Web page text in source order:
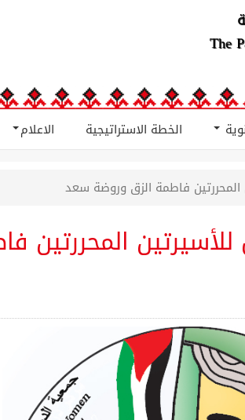
The
الخطة الاستراتيجية الاعلام
فاطمة الزق وروضة سعد